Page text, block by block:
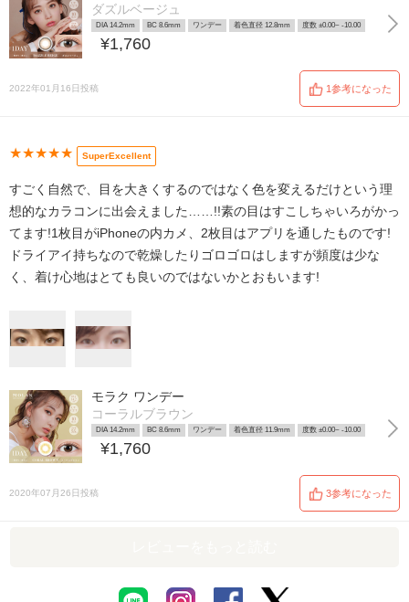
ダズルベージュ
DIA 14.2mm BC 8.6mm ワンデー 着色直径 12.8mm 度数 ±0.00~ -10.00
¥1,760
2022年01月16日投稿 1参考になった
★★★★★ SuperExcellent
すごく自然で、目を大きくするのではなく色を変えるだけという理
想的なカラコンに出会えました……!!素の目はすこしちゃいろがかっ
てます!1枚目がiPhoneの内カメ、2枚目はアプリを通したものです!
ドライアイ持ちなので乾燥したりゴロゴロはしますが頻度は少な
く、着け心地はとても良いのではないかとおもいます!
モラク ワンデー
コーラルブラウン
DIA 14.2mm BC 8.6mm ワンデー 着色直径 11.9mm 度数 ±0.00~ -10.00
¥1,760
2020年07月26日投稿 3参考になった